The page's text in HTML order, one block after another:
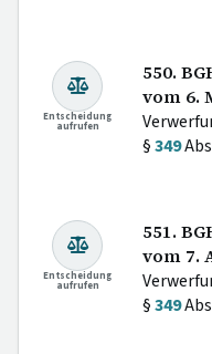
Entscheidung
aufrufen
550.
vom 6.
§349
Entscheidung
aufrufen
551.
vom 7.
§349